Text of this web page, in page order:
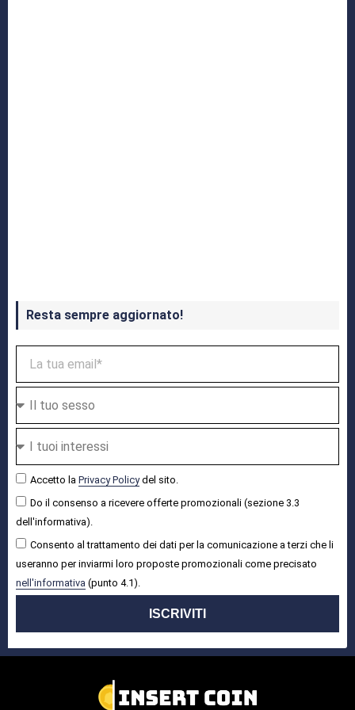
Resta sempre aggiornato!
Accetto la Privacy Policydel sito.
Do il consenso a ricevere offerte promozionali (sezione 3.3
dell'informativa).
Consento al trattamento dei dati per la comunicazione a terzi che li
useranno per inviarmi loro proposte promozionali come precisato
nell'informativa (punto 4.1).
ISCRIVITI